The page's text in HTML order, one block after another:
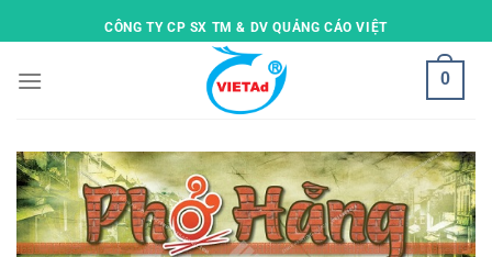
to
CÔNG TY CP SX TM & DV QUẢNG CÁO VIỆT
0